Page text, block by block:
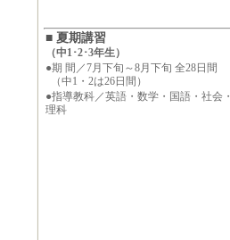
■ 夏期講習
（中1･2･3年生）
●期 間／7月下旬～8月下旬 全28日間
（中1・2は26日間）
●指導教科／英語・数学・国語・社会・
理科